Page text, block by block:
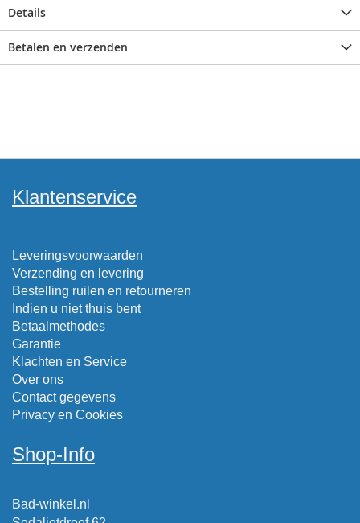
Details
Betalen en verzenden
Klantenservice
Leveringsvoorwaarden
Verzending en levering
Bestelling ruilen en retourneren
Indien u niet thuis bent
Betaalmethodes
Garantie
Klachten en Service
Over ons
Contact gegevens
Privacy en Cookies
Shop-Info
Bad-winkel.nl